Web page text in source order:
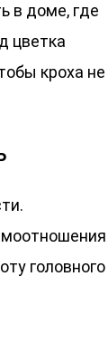
в доме, где
цветка
кроха не
головного